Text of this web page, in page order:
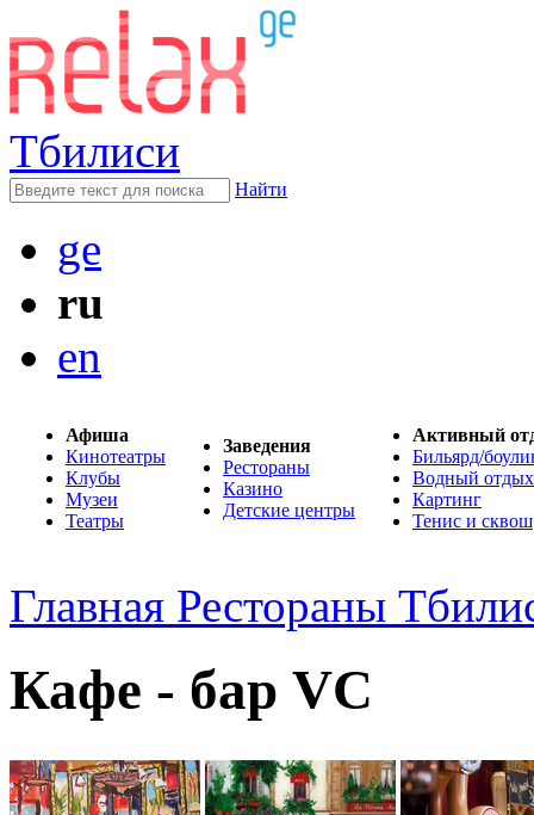
Тбилиси
Найти
ge
ru
en
Афиша
Кинотеатры
Клубы
Музеи
Театры
Заведения
Рестораны
Казино
Детские центры
Активный
Бильярд/
Водный отдых
Картинг
Тенис и сквош
Главная Рестораны
Кафе - бар VC